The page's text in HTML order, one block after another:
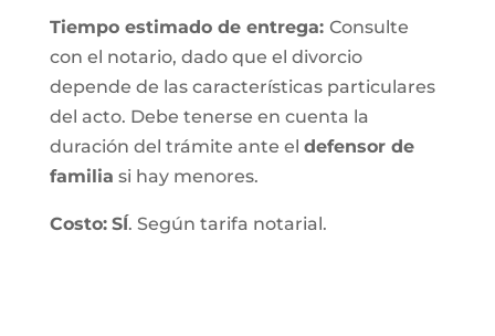
Tiempo estimado de entrega: Consulte
con el notario, dado que el divorcio
depende de las características particulares
del acto. Debe tenerse en cuenta la
duración del trámite ante el defensor de
familia si hay menores.
Costo: SÍ. Según tarifa notarial.